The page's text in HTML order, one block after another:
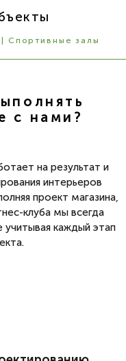
залы
с нами?
на результат и
интерьеров
проект магазина,
клуба мы всегда
каждый этап